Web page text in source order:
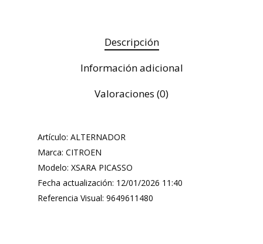
Descripción
Información adicional
Valoraciones (0)
Artículo: ALTERNADOR
Marca: CITROEN
Modelo: XSARA PICASSO
Fecha actualización: 12/01/2026 11:40
Referencia Visual: 9649611480